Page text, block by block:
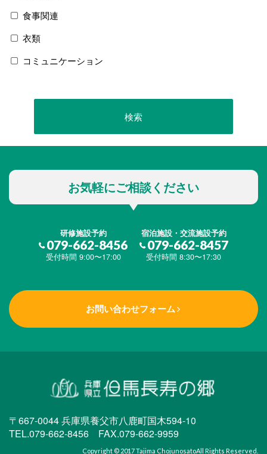
食事関連
衣類
コミュニケーション
お気軽にご相談ください
研修施設予約
079-662-8456
受付時間 9:00〜17:00
宿泊施設・交流施設予約
079-662-8457
受付時間 8:30〜17:30
お問い合わせフォーム
〒667-0044 兵庫県養父市八鹿町国木594-10
TEL.079-662-8456 FAX.079-662-9959
Copyright © 2017Tajima ChojunosatoAll Rights Reserved.